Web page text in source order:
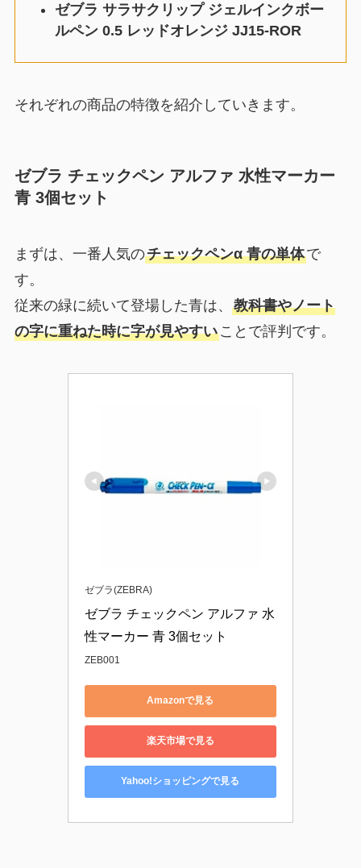
ゼブラ サラサクリップ ジェルインクボー
ルペン 0.5 レッドオレンジ JJ15-ROR
それぞれの商品の特徴を紹介していきます。
ゼブラ チェックペン アルファ 水性マーカー
青 3個セット
まずは、一番人気のチェックペンα 青の単体で
す。
従来の緑に続いて登場した青は、 教科書やノート
の字に重ねた時に字が見やすいことで評判です。
ゼブラ(ZEBRA)
ゼブラ チェックペン アルファ 水
性マーカー 青 3個セット
ZEB001
Amazonで見る
楽天市場で見る
Yahoo!ショッピングで見る